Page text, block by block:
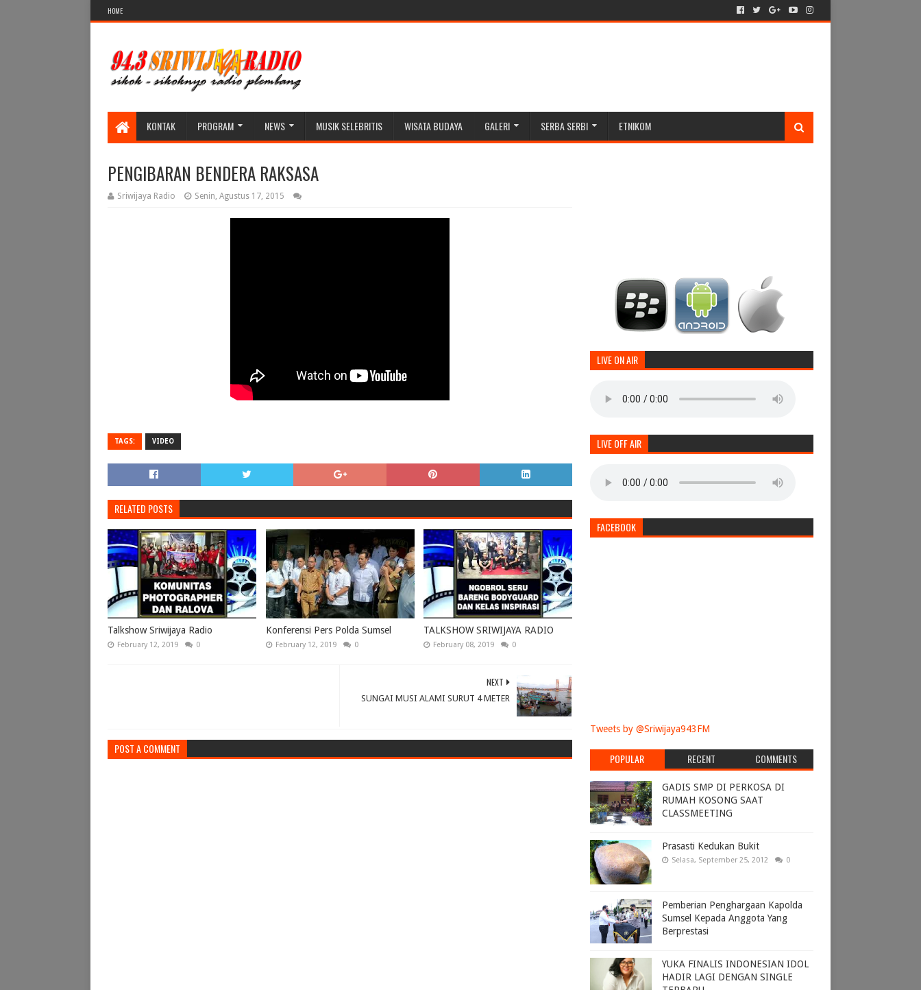
HOME
KONTAK PROGRAM NEWS MUSIK SELEBRITIS WISATA BUDAYA GALERI SERBA SERBI ETNIKOM
PENGIBARAN BENDERA RAKSASA
Sriwijaya Radio Senin, Agustus 17, 2015
TAGS: VIDEO
RELATED POSTS
Talkshow Sriwijaya Radio
February 12, 2019 0
Konferensi Pers Polda Sumsel
February 12, 2019 0
TALKSHOW SRIWIJAYA RADIO
February 08, 2019 0
NEXT
SUNGAI MUSI ALAMI SURUT 4 METER
POST A COMMENT
LIVE ON AIR
LIVE OFF AIR
FACEBOOK
Tweets by @Sriwijaya943FM
POPULAR RECENT COMMENTS
GADIS SMP DI PERKOSA DI
RUMAH KOSONG SAAT
CLASSMEETING
Prasasti Kedukan Bukit
Selasa, September 25, 2012 0
Pemberian Penghargaan Kapolda
Sumsel Kepada Anggota Yang
Berprestasi
YUKA FINALIS INDONESIAN IDOL
HADIR LAGI DENGAN SINGLE